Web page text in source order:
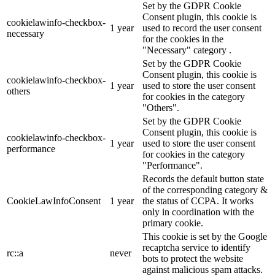
cookielawinfo-checkbox-
necessary
1 year
Set by the GDPR Cookie
Consent plugin, this cookie is
used to record the user consent
for the cookies in the
"Necessary" category .
cookielawinfo-checkbox-
others
1 year
Set by the GDPR Cookie
Consent plugin, this cookie is
used to store the user consent
for cookies in the category
"Others".
cookielawinfo-checkbox-
performance
1 year
Set by the GDPR Cookie
Consent plugin, this cookie is
used to store the user consent
for cookies in the category
"Performance".
CookieLawInfoConsent 1 year
Records the default button state
of the corresponding category &
the status of CCPA. It works
only in coordination with the
primary cookie.
rc::a never
This cookie is set by the Google
recaptcha service to identify
bots to protect the website
against malicious spam attacks.